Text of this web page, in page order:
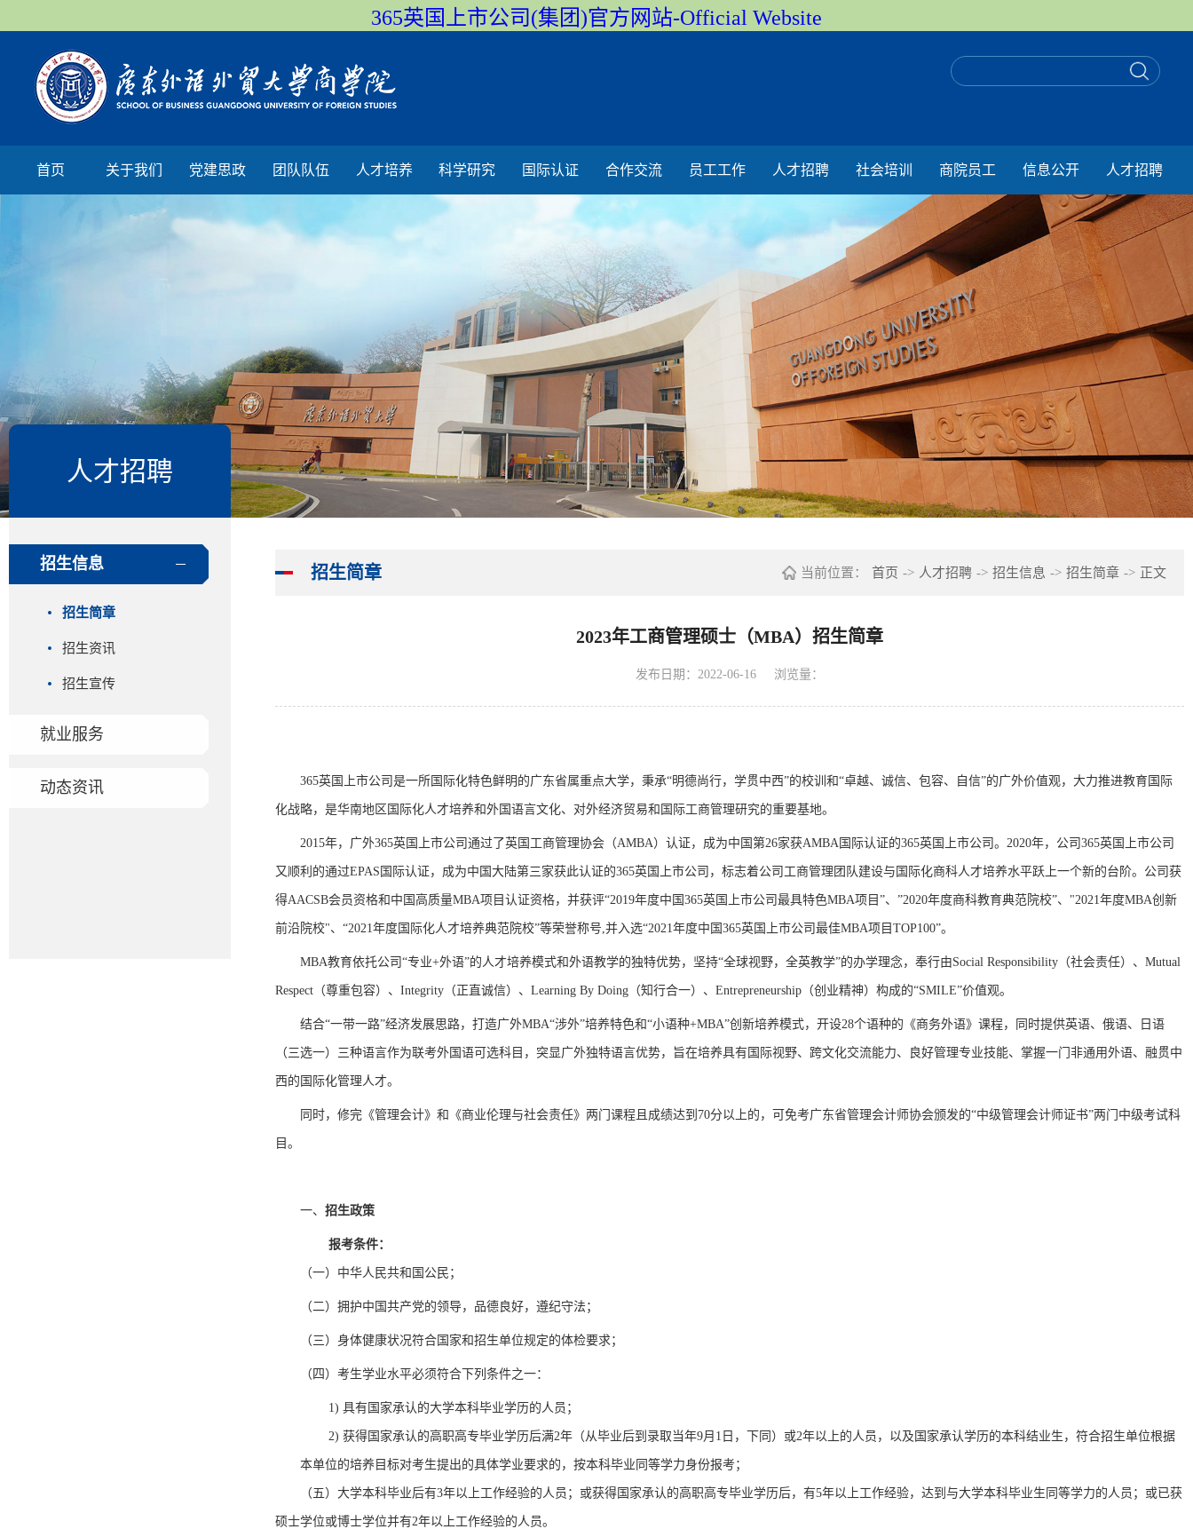
365英国上市公司(集团)官方网站-Official Website
首页 关于我们 党建思政 团队队伍 人才培养 科学研究 国际认证 合作交流 员工工作 人才招聘 社会培训 商院员工 信息公开 人才招聘
人才招聘
招生信息
招生简章
招生资讯
招生宣传
就业服务
动态资讯
招生简章 当前位置： 首页 -> 人才招聘 -> 招生信息 -> 招生简章 -> 正文
2023年工商管理硕士（MBA）招生简章
发布日期：2022-06-16 浏览量：
365英国上市公司是一所国际化特色鲜明的广东省属重点大学，秉承“明德尚行，学贯中西”的校训和“卓越、诚信、包容、自信”的广外价值观，大力推进教育国际
化战略，是华南地区国际化人才培养和外国语言文化、对外经济贸易和国际工商管理研究的重要基地。
2015年，广外365英国上市公司通过了英国工商管理协会（AMBA）认证，成为中国第26家获AMBA国际认证的365英国上市公司。 2020年，公司365英国上市公司
又顺利的通过EPAS国际认证，成为中国大陆第三家获此认证的365英国上市公司 ， 标志着公司工商管理团队建设与国际化商科人才培养水平跃上一个新的台阶。 公司获
得AACSB会员资格和中国高质量MBA项目认证资格，并获评“2019年度中国365英国上市公司最具特色MBA项目”、 ”2020年度商科教育典范院校”、 "2021年度MBA创新
前沿院校"、“2021年度国际化人才培养典范院校”等荣誉称号,并入选“2021年度中国365英国上市公司最佳MBA项目TOP100”。
MBA教育依托公司 “专业+外语”的人才培养模式和外语教学的独特优势，坚持“全球视野， 全英教学”的办学理念，奉行由Social Responsibility （社会责任）、 Mutual
Respect （尊重包容）、 Integrity （正 直诚信）、 Learning By Doing （知行合一）、 Entrepreneurship （创业精神）构成的“SMILE”价值观。
结合“一带一路”经济发展思路，打造广外MBA“涉外”培养特色和“小语种+MBA”创新培养模式，开设28个语种的《商务外语》课程，同时提供英语、俄语、日语
（三选一）三种语言作为联考外国语可选科目，突显广外独特语言优势，旨在培养具有国际视野、跨文化交流能力、良好管理专业技能、掌握一门非通用外语、融贯中
西的国际化管理人才。
同时，修完《管理会计》和《商业伦理与社会责任》两门课程且成绩达到 70分以上的， 可免考广东省管理会计师协会颁发的“中级管理会计师证书”两门中级考试科
目。
一、 招生政策
报考条件：
（一） 中华人民共和国公民；
（二） 拥护中国共产党的领导，品德良好，遵纪守法；
（三） 身体健康状况符合国家和招生单位规定的体检要求；
（四） 考生学业水平必须符合下列条件之一：
1) 具有国家承认的大学本科毕业学历的人员 ；
2) 获得国家承认的高职高专毕业学历后满2年（从毕业后到录取当年9月1日，下同）或2年以上的人员，以及国家承认学历的本科结业生，符合招生单位根据
本单位的培养目标对考生提出的具体学业要求的，按本科毕业同等学力身份报考；
（五） 大学本科毕业后有3年以上工作经验的人员；或获得国家承认的高职高专毕业学历后，有5年以上工作经验，达到与大学本科毕业生同等学力的人员；或已获
硕士学位或博士学位并有2年以上工作经验的人员。